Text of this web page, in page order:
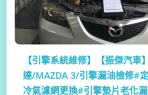
【引擎系統維修】
【振傑汽車
達/MAZDA 3/引擎漏油檢修#
冷氣濾網更換#引擎墊片老化